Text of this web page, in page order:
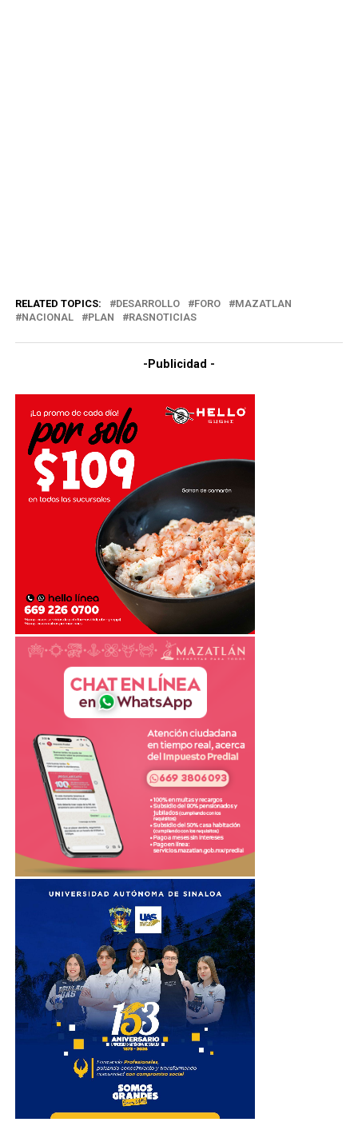
RELATED TOPICS: DESARROLLO FORO
MAZATLAN
NACIONAL
PLAN RASNOTICIAS
-Publicidad -